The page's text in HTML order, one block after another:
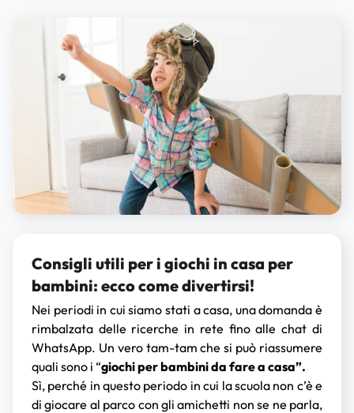
Consigli utili per i giochi in casa per
bambini: ecco come divertirsi!
Nei periodi in cui siamo stati a casa, una domanda è
rimbalzata delle ricerche in rete fino alle chat di
WhatsApp. Un vero tam-tam che si può riassumere
quali sono i “giochi per bambini da fare a casa”.
Sì, perché in questo periodo in cui la scuola non c’è e
di giocare al parco con gli amichetti non se ne parla,